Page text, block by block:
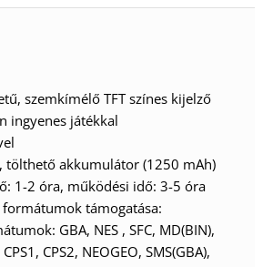
szemkímélő TFT színes kijelző
ingyenes játékkal
tölthető akkumulátor (1250 mAh)
1-2 óra, működési idő: 3-5 óra
formátumok támogatása:
GBA, NES , SFC, MD(BIN),
CPS2, NEOGEO, SMS(GBA),